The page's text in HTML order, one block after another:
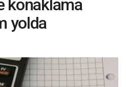
konaklama
yolda